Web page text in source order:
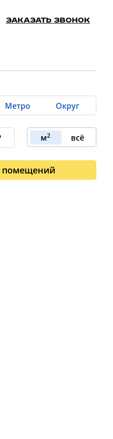
Заказать звонок
Метро Округ
м2 всё
помещений